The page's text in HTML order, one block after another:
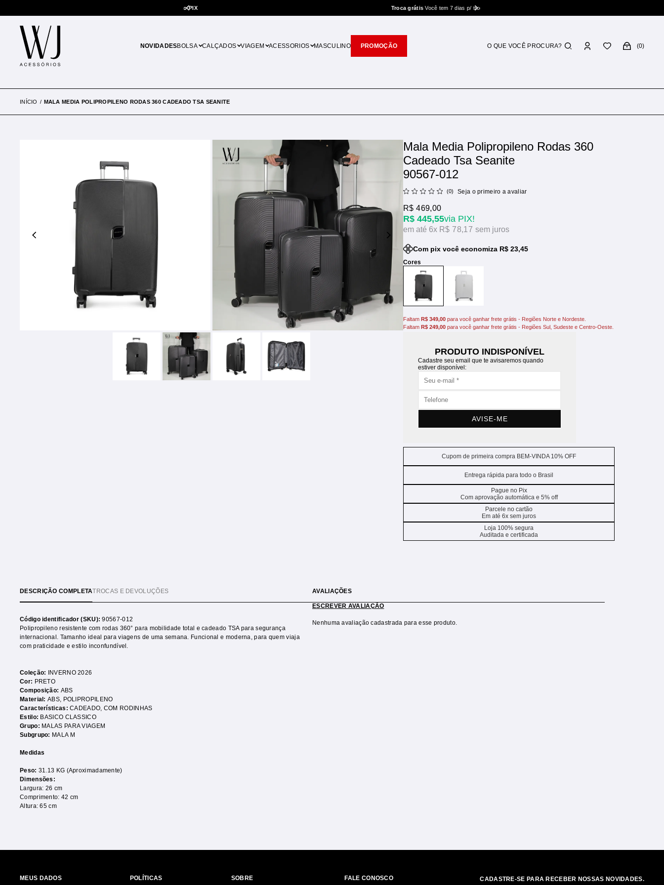
Você tem 7 dias p/ trocar
NOVIDADESBOLSA CALÇADOS VIAGEM ACESSORIOS MASCULINO PROMOÇÃO 0
INÍCIO MALA MEDIA POLIPROPILENO RODAS 360 CADEADO TSA SEANITE
Mala Media Polipropileno Rodas 360
Cadeado Tsa Seanite
90567-012
(0) Seja o primeiro a avaliar
R$ 445,55via PIX!
R$ 469,00
6x R$ 78,17 sem juros
Com pix você economiza R$ 23,45
Faltam R$ 349,00 para você ganhar frete grátis - Regiões Norte e Nordeste.
Faltam R$ 249,00 para você ganhar frete grátis - Regiões Sul, Sudeste e Centro-Oeste.
PRODUTO INDISPONÍVEL
Cadastre seu email que te avisaremos quando
estiver disponível:
AVISE-ME
Cupom de primeira compra BEM-VINDA 10% OFF
Entrega rápida para todo o Brasil
Pague no Pix
Com aprovação automática e 5% off
Parcele no cartão
Em até 6x sem juros
Loja 100% segura
Auditada e certificada
DESCRIÇÃO COMPLETATROCAS E DEVOLUÇÕES
Código identificador (SKU): 90567-012
Polipropileno resistente com rodas 360° para mobilidade total e cadeado TSA para segurança
internacional. Tamanho ideal para viagens de uma semana. Funcional e moderna, para quem viaja
com praticidade e estilo inconfundível.
Coleção:
INVERNO 2026
Cor: PRETO
Composição: ABS
Material: ABS, POLIPROPILENO
Características:CADEADO, COM RODINHAS
Estilo: BASICO CLASSICO
Grupo: MALAS PARA VIAGEM
Subgrupo: MALA M
Medidas
Peso: 31.13 KG (Aproximadamente)
Dimensões:
Largura: 26 cm
Comprimento: 42 cm
Altura: 65 cm
AVALIAÇÕES
ESCREVER AVALIAÇÃO
Nenhuma avaliação cadastrada para esse produto.
MEUS DADOS POLÍTICAS SOBRE FALE CONOSCO CADASTRE-SE PARA RECEBER NOSSAS NOVIDADES.